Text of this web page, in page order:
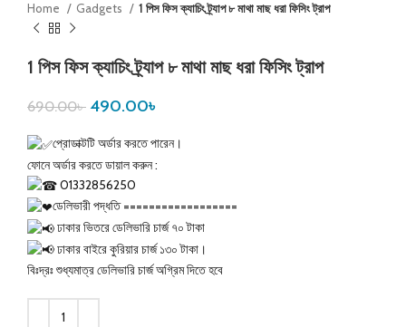
Home Gadgets 1 পিস ফিস ক্যাচিং ট্র্যাপ ৮ মাথা মাছ ধরা ফিসিং ট্রাপ
1 পিস ফিস ক্যাচিং ট্র্যাপ ৮ মাথা মাছ ধরা ফিসিং ট্রাপ
690.00৳ 490.00৳
প্রোডাক্টটি অর্ডার করতে পারেন।
ফোনে অর্ডার করতে ডায়াল করুন :
01332856250
ডেলিভারী পদ্ধতি ==================
ঢাকার ভিতরে ডেলিভারি চার্জ ৭০ টাকা
ঢাকার বাইরে কুরিয়ার চার্জ ১৩০ টাকা।
বিঃদ্রঃ শুধ্যমাত্র ডেলিভারি চার্জ অগ্রিম দিতে হবে